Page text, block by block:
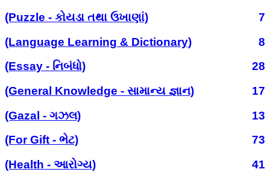
(Puzzle - કોયડા તથા ઉખાણાં)
7
(Language Learning & Dictionary)
8
(Essay - નિબંધો)
28
(General Knowledge - સામાન્ય જ્ઞાન)
17
(Gazal - ગઝલ)
13
(For Gift - ભેટ)
73
(Health - આરોગ્ય)
41